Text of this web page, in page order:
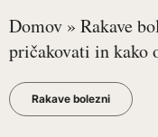
Domov » Rakave
pričakovati in kako
Rakave bolezni